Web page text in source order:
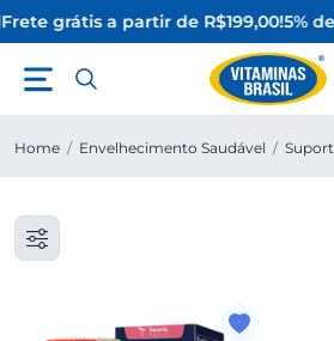
grátis a partir de R$199,00!5%
Home / Envelhecimento Saudável /